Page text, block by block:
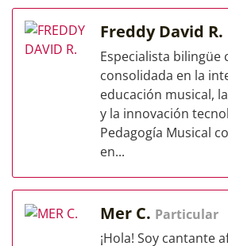
Freddy David R.
Especialista
consolidada en la
educación musical,
y la innovación
Pedagogía Musical
en...
Mer C. Particular
¡Hola! Soy cantante